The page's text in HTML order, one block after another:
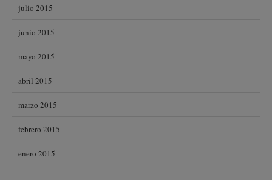
julio 2015
junio 2015
mayo 2015
abril 2015
marzo 2015
febrero 2015
enero 2015